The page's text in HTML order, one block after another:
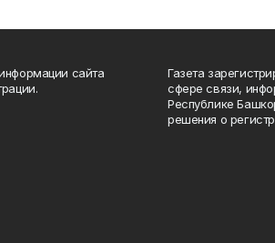
сайта
Газета
сфере связи,
Республике
решения о